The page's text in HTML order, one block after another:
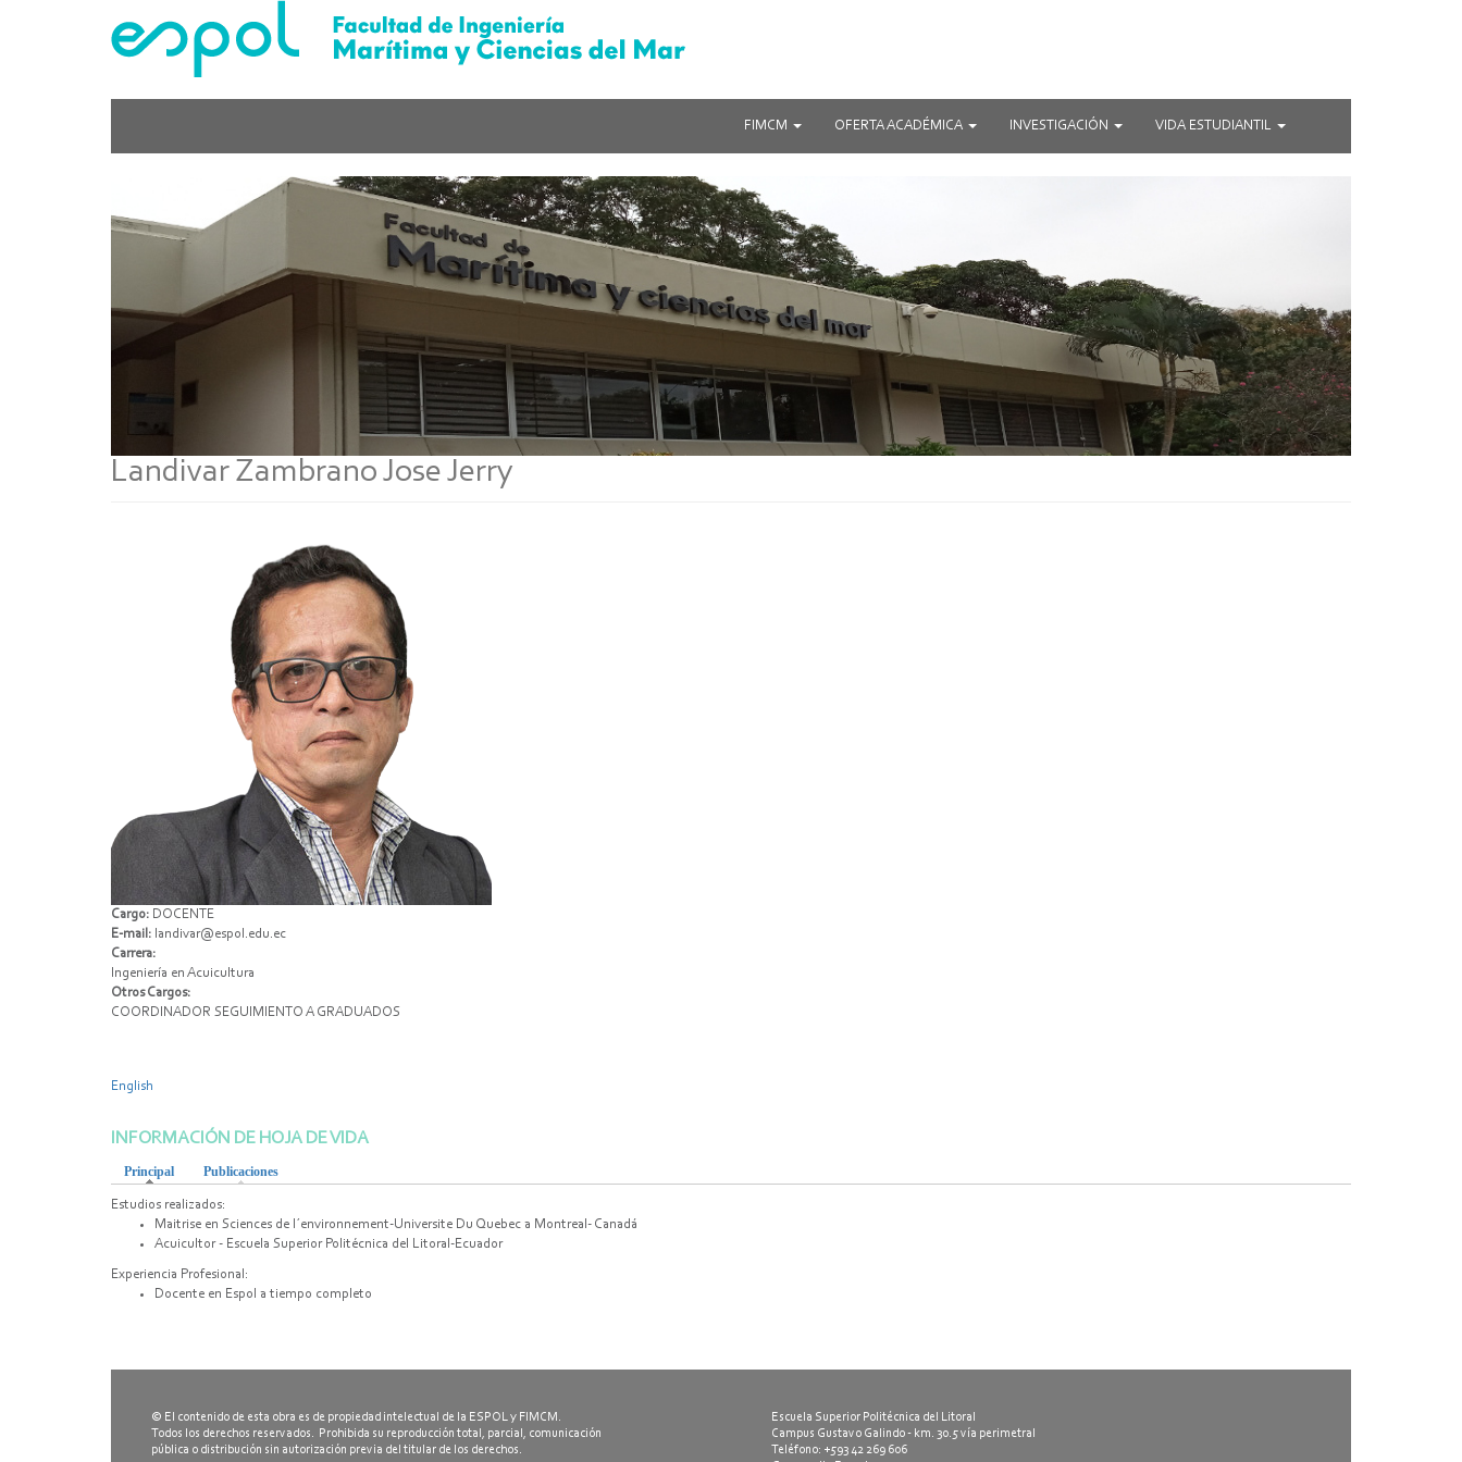
FIMCM OFERTA ACADÉMICA INVESTIGACIÓN VIDA ESTUDIANTIL
Landivar Zambrano Jose Jerry
Cargo: DOCENTE
E-mail: landivar@espol.edu.ec
Carrera:
Ingeniería en Acuicultura
Otros Cargos:
COORDINADOR SEGUIMIENTO A GRADUADOS
English
INFORMACIÓN DE HOJA DE VIDA
Principal (solapa activa)
Publicaciones
Estudios realizados:
Maitrise en Sciences de l´environnement-Universite Du Quebec a Montreal- Canadá
Acuicultor - Escuela Superior Politécnica del Litoral-Ecuador
Experiencia Profesional:
Docente en Espol a tiempo completo
© El contenido de esta obra es de propiedad intelectual de la ESPOL y FIMCM.
Todos los derechos reservados. Prohibida su reproducción total, parcial, comunicación
pública o distribución sin autorización previa del titular de los derechos.
Escuela Superior Politécnica del Litoral
Campus Gustavo Galindo - km. 30.5 vía perimetral
Teléfono: +593 42 269 606